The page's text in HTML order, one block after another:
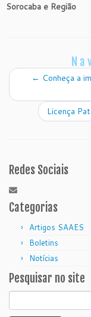
Sorocaba e Região
← Conheça a
Licença
Redes Sociais
Categorias
Artigos SAAES
Boletins
Notícias
Pesquisar no site
por: